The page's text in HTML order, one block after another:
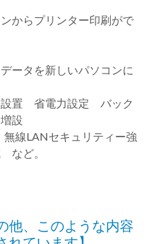
からプリンター印刷がで
ータを新しいパソコンに
設置 省電力設定 バック
設
線LANセキュリティー強
など。
他、このような内容